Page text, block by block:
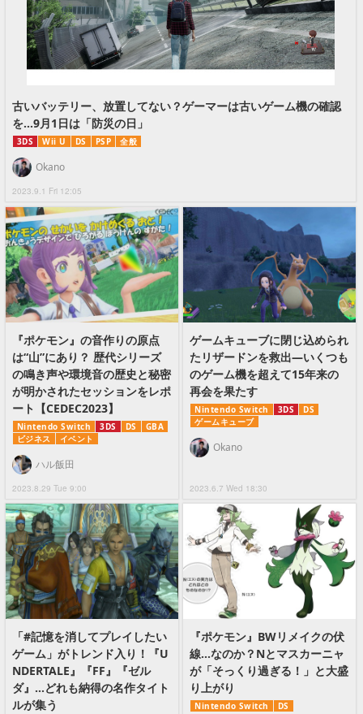
古いバッテリー、放置してない？ゲーマーは古いゲーム機の確認
を…9月1日は「防災の日」
3DS Wii U DS PSP 全般
2023.9.1 Fri 12:05
Okano
『ポケモン』の音作りの原点
は“山”にあり？ 歴代シリーズ
の鳴き声や環境音の歴史と秘密
が明かされたセッションをレポ
ート【CEDEC2023】
Nintendo Switch 3DS DS
GBA
ビジネス
イベント
2023.8.29 Tue 9:00
ハル飯田
ゲームキューブに閉じ込められ
たリザードンを救出―いくつも
のゲーム機を超えて15年来の
再会を果たす
Nintendo Switch 3DS
DS
ゲームキューブ
2023.6.7 Wed 18:30
Okano
「#記憶を消してプレイしたい
ゲーム」がトレンド入り！『U
NDERTALE』『FF』『ゼル
ダ』…どれも納得の名作タイト
ルが集う
『ポケモン』BWリメイクの伏
線…なのか？Nとマスカーニャ
が「そっくり過ぎる！」と大盛
り上がり
Nintendo Switch DS